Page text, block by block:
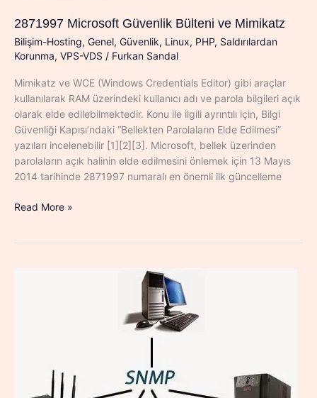
2871997 Microsoft Güvenlik Bülteni ve Mimikatz
Bilişim-Hosting, Genel, Güvenlik, Linux, PHP, Saldırılardan
Korunma, VPS-VDS / Furkan Sandal
Mimikatz ve WCE (Windows Credentials Editor) gibi araçlar
kullanılarak RAM üzerindeki kullanıcı adı ve parola bilgileri açık
olarak elde edilebilmektedir. Konu ile ilgili ayrıntılı için, Bilgi
Güvenliği Kapısı’ndaki “Bellekten Parolaların Elde Edilmesi”
yazıları incelenebilir [1][2][3]. Microsoft, bellek üzerinden
parolaların açık halinin elde edilmesini önlemek için 13 Mayıs
2014 tarihinde 2871997 numaralı en önemli ilk güncelleme
2871997
Read More »